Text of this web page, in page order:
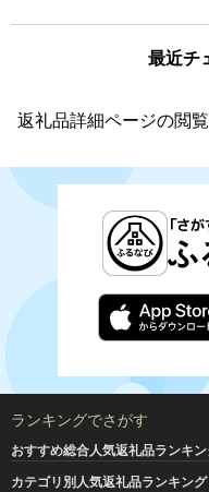
最近チ
返礼品詳細ページの閲
ランキングでさがす
おすすめ総合人気返礼品ランキ
カテゴリ別人気返礼品ランキング